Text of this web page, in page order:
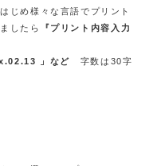
じめ様々な言語でプリント
したら
『プリント内容入力
」など 字数は30字